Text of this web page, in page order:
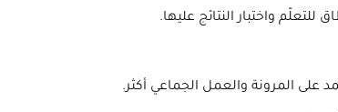
واختبار النتائج عليها.
المرونة والعمل الجماعي أكثر.